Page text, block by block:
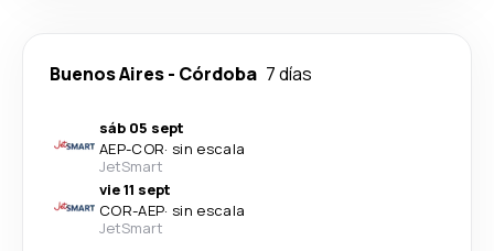
Buenos Aires- Córdoba 7 días
sáb 05 sept
AEP-COR· sin escala
JetSmart
vie 11 sept
COR-AEP· sin escala
JetSmart